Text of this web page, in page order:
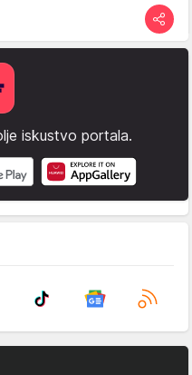
iskustvo portala.